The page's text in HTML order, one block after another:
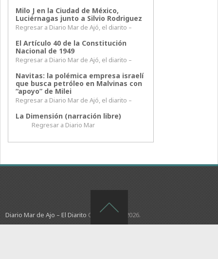
Milo J en la Ciudad de México,
Luciérnagas junto a Silvio Rodriguez
Regresar a Diario Mar de Ajó, el diarito –
El Artículo 40 de la Constitución
Nacional de 1949
Regresar a Diario Mar de Ajó, el diarito –
Navitas: la polémica empresa israelí
que busca petróleo en Malvinas con
“apoyo” de Milei
Regresar a Diario Mar de Ajó, el diarito –
La Dimensión (narración libre)
Regresar a Diario Mar
Diario Mar de Ajo – El Diarito Copyright © 2026.